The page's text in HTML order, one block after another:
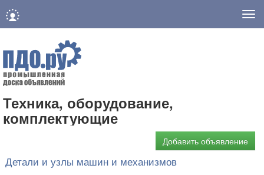
Техника, оборудование,
комплектующие
Добавить объявление
Детали и узлы машин и механизмов